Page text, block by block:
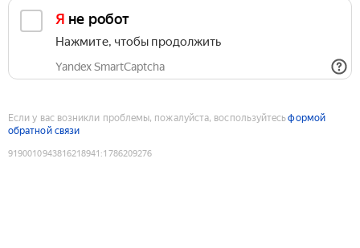
Я не робот
Нажмите, чтобы продолжить
Yandex SmartCaptcha
Если у вас возникли проблемы, пожалуйста, воспользуйтесьформой
обратной связи
9190010943816218941 :1786209276